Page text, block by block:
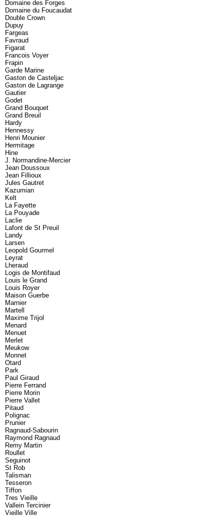
Domaine des Forges
Domaine du Foucaudat
Double Crown
Dupuy
Fargeas
Favraud
Figarat
Francois Voyer
Frapin
Garde Marine
Gaston de Casteljac
Gaston de Lagrange
Gautier
Godet
Grand Bouquet
Grand Breuil
Hardy
Hennessy
Henri Mounier
Hermitage
Hine
J. Normandine-Mercier
Jean Doussoux
Jean Fillioux
Jules Gautret
Kazumian
Kelt
La Fayette
La Pouyade
Laclie
Lafont de St Preuil
Landy
Larsen
Leopold Gourmel
Leyrat
Lheraud
Logis de Montifaud
Louis le Grand
Louis Royer
Maison Guerbe
Marnier
Martell
Maxime Trijol
Menard
Menuet
Merlet
Meukow
Monnet
Otard
Park
Paul Giraud
Pierre Ferrand
Pierre Morin
Pierre Vallet
Pitaud
Polignac
Prunier
Ragnaud-Sabourin
Raymond Ragnaud
Remy Martin
Roullet
Seguinot
St Rob
Talisman
Tesseron
Tiffon
Tres Vieille
Vallein Tercinier
Vieille Ville